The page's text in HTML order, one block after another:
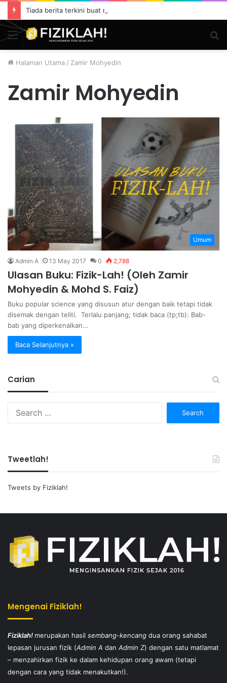
Tiada berita terkini buat masa ini.
Menu
Halaman Utama / Zamir Mohyedin
Zamir Mohyedin
Umum
Admin A 13 May 2017 0 2,788
Ulasan Buku: Fizik-Lah! (Oleh Zamir
Mohyedin & Mohd S. Faiz)
Buku popular science yang disusun atur dengan baik tetapi tidak
disemak dengan teliti. Terlalu panjang; tidak baca (tp;tb): Bab-
bab yang diperkenalkan…
Baca Selanjutnya »
Carian
Tweetlah!
Tweets by Fiziklah!
Mengenai Fiziklah!
Fiziklah! merupakan hasil sembang-kencang dua orang sahabat
lepasan jurusan fizik (Admin A dan Admin Z) dengan satu matlamat
– menzahirkan fizik ke dalam kehidupan orang awam (tetapi
dengan cara yang tidak menakutkan!).